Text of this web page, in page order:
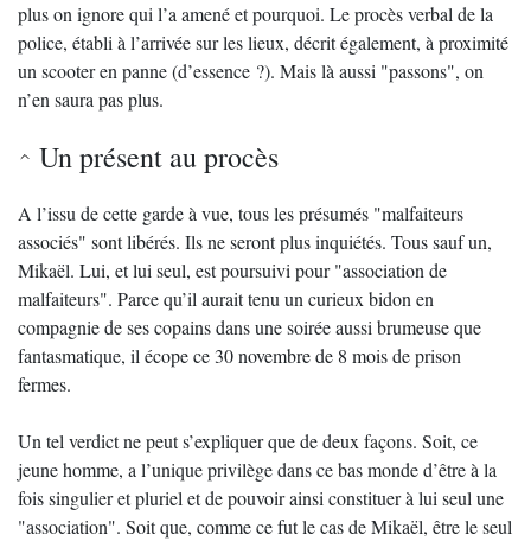
plus on ignore qui l’a amené et pourquoi. Le procès verbal de la
police, établi à l’arrivée sur les lieux, décrit également, à proximité
un scooter en panne (d’essence ?). Mais là aussi "passons", on
n’en saura pas plus.
Un présent au procès
A l’issu de cette garde à vue, tous les présumés "malfaiteurs
associés" sont libérés. Ils ne seront plus inquiétés. Tous sauf un,
Mikaël. Lui, et lui seul, est poursuivi pour "association de
malfaiteurs". Parce qu’il aurait tenu un curieux bidon en
compagnie de ses copains dans une soirée aussi brumeuse que
fantasmatique, il écope ce 30 novembre de 8 mois de prison
fermes.
Un tel verdict ne peut s’expliquer que de deux façons. Soit, ce
jeune homme, a l’unique privilège dans ce bas monde d’être à la
fois singulier et pluriel et de pouvoir ainsi constituer à lui seul une
"association". Soit que, comme ce fut le cas de Mikaël, être le seul